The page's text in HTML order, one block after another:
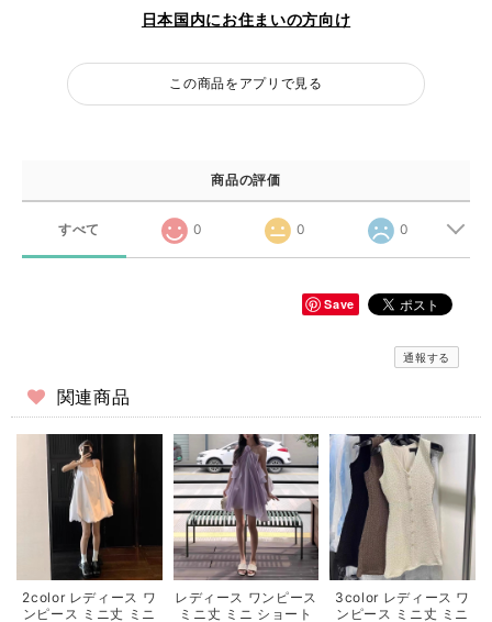
日本国内にお住まいの方向け
この商品をアプリで見る
商品の評価
すべて 0 0 0
Save
通報する
関連商品
2color レディース ワ
ンピース ミニ丈 ミニ
レディース ワンピース
ミニ丈 ミニ ショート
3color レディース ワ
ンピース ミニ丈 ミニ